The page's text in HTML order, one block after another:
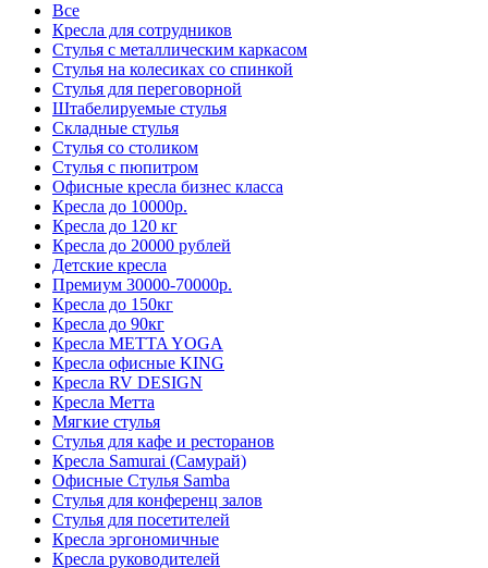
Все
Кресла для сотрудников
Стулья с металлическим каркасом
Стулья на колесиках со спинкой
Стулья для переговорной
Штабелируемые стулья
Складные стулья
Стулья со столиком
Стулья с пюпитром
Офисные кресла бизнес класса
Кресла до 10000р.
Кресла до 120 кг
Кресла до 20000 рублей
Детские кресла
Премиум 30000-70000р.
Кресла до 150кг
Кресла до 90кг
Кресла METTA YOGA
Кресла офисные KING
Кресла RV DESIGN
Кресла Метта
Мягкие стулья
Стулья для кафе и ресторанов
Кресла Samurai (Самурай)
Офисные Стулья Samba
Стулья для конференц залов
Стулья для посетителей
Кресла эргономичные
Кресла руководителей